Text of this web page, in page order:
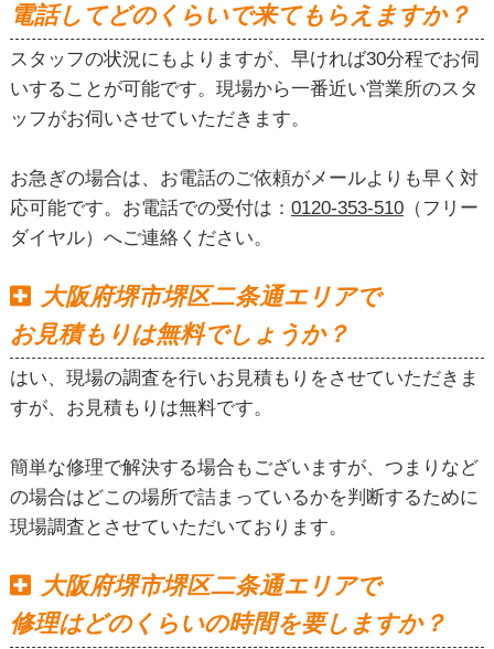
電話してどのくらいで来てもらえますか？
スタッフの状況にもよりますが、早ければ30分程でお伺
いすることが可能です。現場から一番近い営業所のスタ
ッフがお伺いさせていただきます。
お急ぎの場合は、お電話のご依頼がメールよりも早く対
応可能です。お電話での受付は： 0120-353-510（フリー
ダイヤル）へご連絡ください。
大阪府堺市堺区二条通エリアで
お見積もりは無料でしょうか？
はい、現場の調査を行いお見積もりをさせていただきま
すが、お見積もりは無料です。
簡単な修理で解決する場合もございますが、つまりなど
の場合はどこの場所で詰まっているかを判断するために
現場調査とさせていただいております。
大阪府堺市堺区二条通エリアで
修理はどのくらいの時間を要しますか？